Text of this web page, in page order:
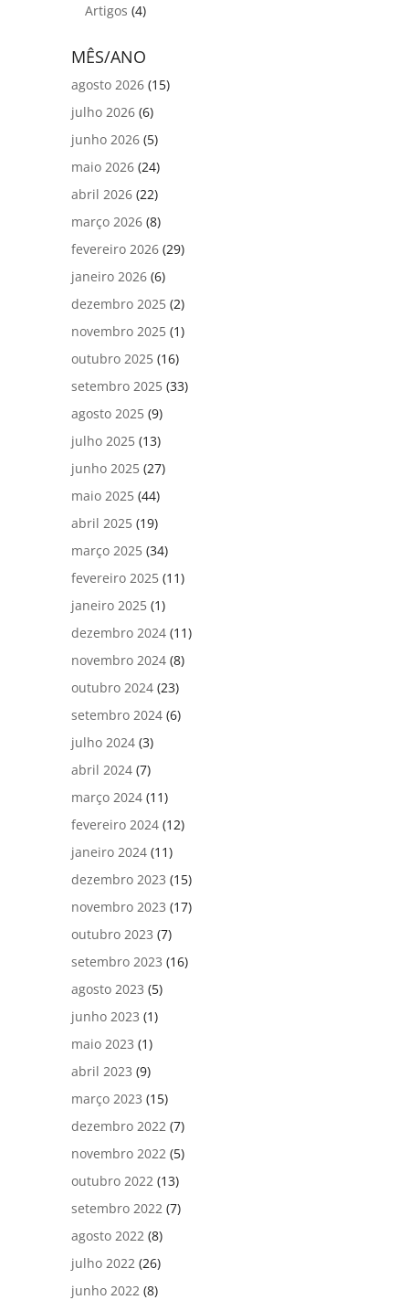
Artigos (4)
MÊS/ANO
agosto 2026 (15)
julho 2026 (6)
junho 2026 (5)
maio 2026 (24)
abril 2026 (22)
março 2026 (8)
fevereiro 2026 (29)
janeiro 2026 (6)
dezembro 2025 (2)
novembro 2025 (1)
outubro 2025 (16)
setembro 2025 (33)
agosto 2025 (9)
julho 2025 (13)
junho 2025 (27)
maio 2025 (44)
abril 2025 (19)
março 2025 (34)
fevereiro 2025 (11)
janeiro 2025 (1)
dezembro 2024 (11)
novembro 2024 (8)
outubro 2024 (23)
setembro 2024 (6)
julho 2024 (3)
abril 2024 (7)
março 2024 (11)
fevereiro 2024 (12)
janeiro 2024 (11)
dezembro 2023 (15)
novembro 2023 (17)
outubro 2023 (7)
setembro 2023 (16)
agosto 2023 (5)
junho 2023 (1)
maio 2023 (1)
abril 2023 (9)
março 2023 (15)
dezembro 2022 (7)
novembro 2022 (5)
outubro 2022 (13)
setembro 2022 (7)
agosto 2022 (8)
julho 2022 (26)
junho 2022 (8)